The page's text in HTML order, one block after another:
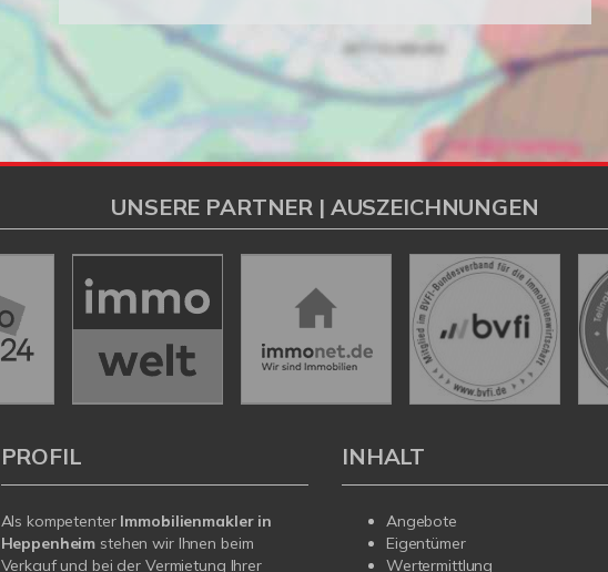
UNSERE PARTNER | AUSZEICHNUNGEN
PROFIL
Als kompetenter Immobilienmakler in
Heppenheim stehen wir Ihnen beim
Verkauf und bei der Vermietung Ihrer
INHALT
Angebote
Eigentümer
Wertermittlung